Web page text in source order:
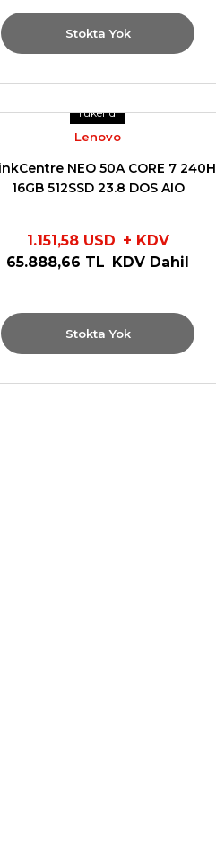
Stokta Yok
Tükendi
Lenovo
NEO 50A CORE 7 240H
16GB 512SSD 23.8 DOS AIO
1.151,58 USD + KDV
65.888,66 TL KDV Dahil
Stokta Yok